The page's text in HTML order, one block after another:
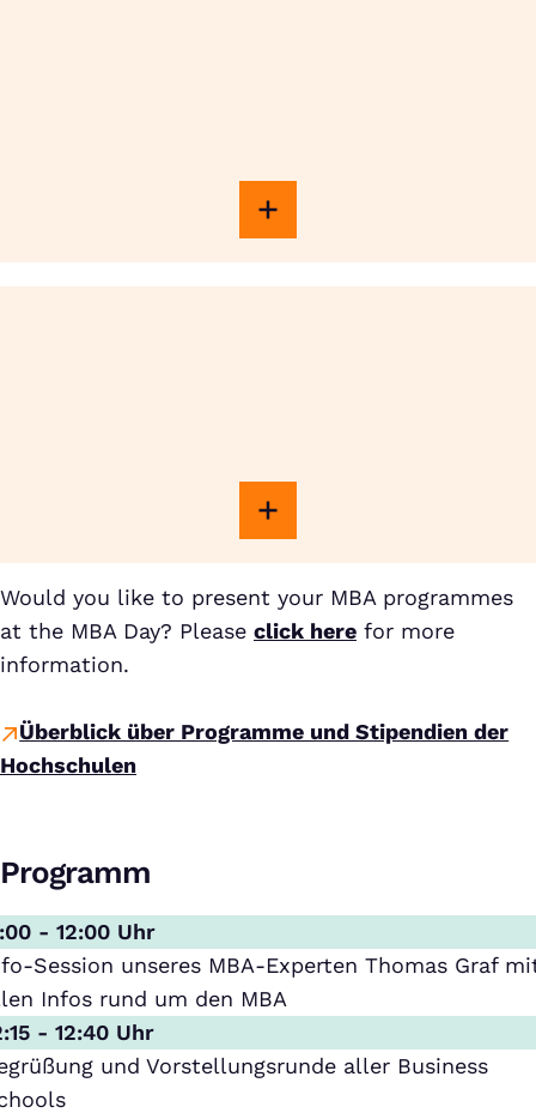
Would you like to present your MBA programmes
at the MBA Day? Please click here for more
information.
Überblick über Programme und Stipendien der
Hochschulen
Programm
- 12:00 Uhr
Session unseres MBA-Experten Thomas Graf
Infos rund um den MBA
- 12:40 Uhr
und Vorstellungsrunde aller Business